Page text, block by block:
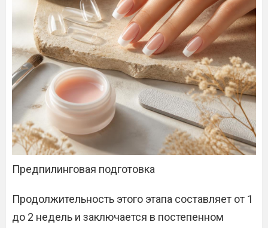
Предпилинговая подготовка
Продолжительность этого этапа составляет от 1
до 2 недель и заключается в постепенном